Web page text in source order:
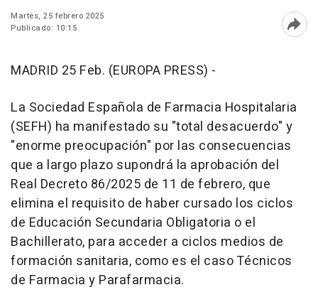
Martes, 25 febrero 2025
Publicado: 10:15
MADRID 25 Feb. (EUROPA PRESS) -
La Sociedad Española de Farmacia Hospitalaria
(SEFH) ha manifestado su "total desacuerdo" y
"enorme preocupación" por las consecuencias
que a largo plazo supondrá la aprobación del
Real Decreto 86/2025 de 11 de febrero, que
elimina el requisito de haber cursado los ciclos
de Educación Secundaria Obligatoria o el
Bachillerato, para acceder a ciclos medios de
formación sanitaria, como es el caso Técnicos
de Farmacia y Parafarmacia.